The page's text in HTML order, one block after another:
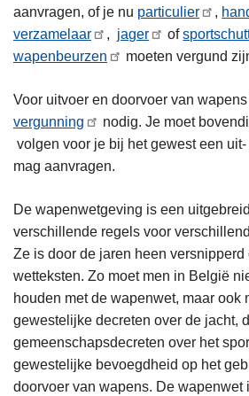
aanvragen, of je nu particulier ,
verzamelaar
, jager of
wapenbeurzen
moeten vergund
Voor uitvoer en doorvoer van
vergunning
nodig. Je moet
volgen voor je bij het gewest een
mag aanvragen.
De wapenwetgeving is een
verschillende regels voor
Ze is door de jaren heen
wetteksten. Zo moet men in België
houden met de wapenwet, maar ook
gewestelijke decreten over de jacht,
gemeenschapsdecreten over het
gewestelijke bevoegdheid op het
doorvoer van wapens. De wapenwet